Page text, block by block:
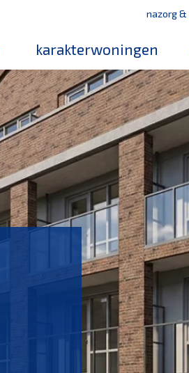
nazorg &
karakterwoningen